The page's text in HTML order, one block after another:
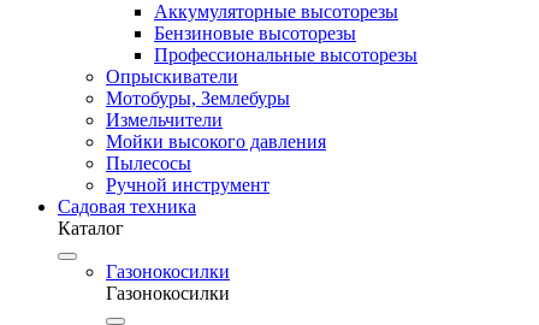
Аккумуляторные высоторезы
Бензиновые высоторезы
Профессиональные высоторезы
Опрыскиватели
Мотобуры, Землебуры
Измельчители
Мойки высокого давления
Пылесосы
Ручной инструмент
Садовая техника
Каталог
Газонокосилки
Газонокосилки